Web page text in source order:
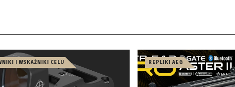
I WSKAŹNIKI CELU REPLIKI AEG